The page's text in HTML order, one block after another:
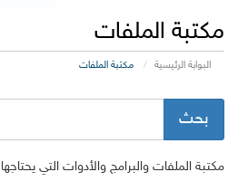
مكتبة الملفات
البوابة الرئيسية مكتبة الملفات
مكتبة الملفات والبرامج والأدوات التي يحتاجها